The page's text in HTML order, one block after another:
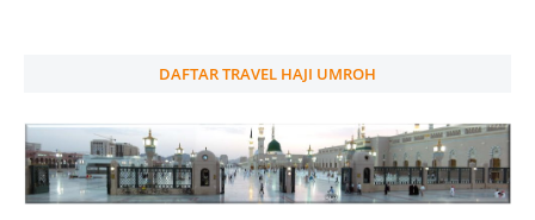
DAFTAR TRAVEL HAJI UMROH